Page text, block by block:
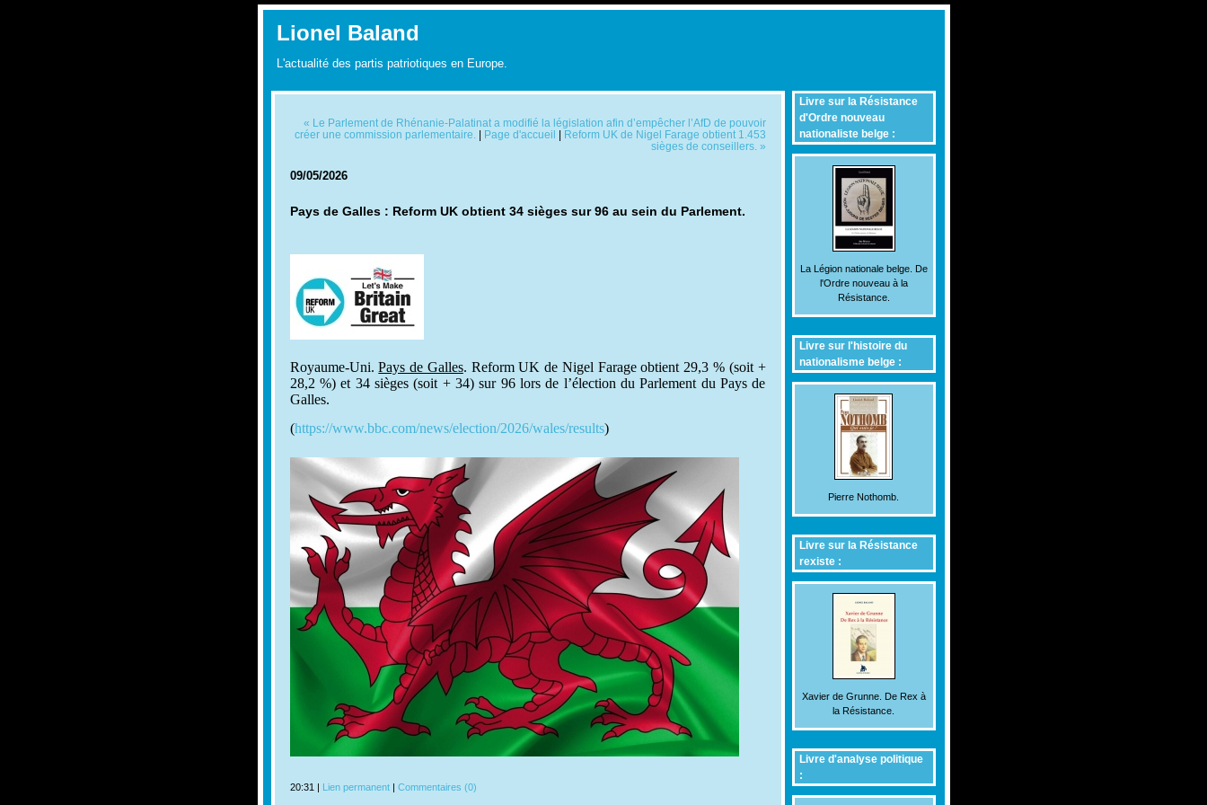
Lionel Baland
L'actualité des partis patriotiques en Europe.
Livre sur la Résistance
d'Ordre nouveau
nationaliste belge :
La Légion nationale belge. De
l'Ordre nouveau à la
Résistance.
Livre sur l'histoire du
nationalisme belge :
Pierre Nothomb.
Livre sur la Résistance
rexiste :
Xavier de Grunne. De Rex à
la Résistance.
Livre d'analyse politique
:
« Le Parlement de Rhénanie-Palatinat a modifié la législation afin d’empêcher l’AfD de pouvoir
créer une commission parlementaire.
| Page d'accueil | Reform UK de Nigel Farage obtient 1.453
sièges de conseillers. »
09/05/2026
Pays de Galles : Reform UK obtient 34 sièges sur 96 au sein du Parlement.
Royaume-Uni.Pays de Galles. Reform UK de Nigel Farage obtient 29,3 % (soit +
28,2 %) et 34 sièges (soit + 34) sur 96 lors de l’élection du Parlement du Pays de
Galles.
(https://www.bbc.com/news/election/2026/wales/results)
20:31 | Lien permanent| Commentaires (0)